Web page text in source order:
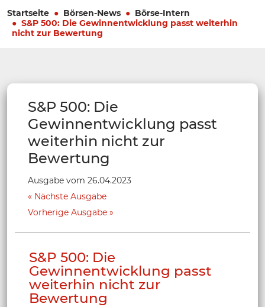
Startseite Börsen-News
Börse-Intern
S&P 500: Die Gewinnentwicklung passt weiterhin
nicht zur Bewertung
S&P 500: Die
Gewinnentwicklung passt
weiterhin nicht zur
Bewertung
Ausgabe vom 26.04.2023
Nächste Ausgabe
Vorherige Ausgabe
S&P 500: Die
Gewinnentwicklung passt
weiterhin nicht zur
Bewertung